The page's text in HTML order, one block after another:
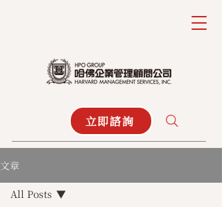
立即諮詢
文章
All Posts